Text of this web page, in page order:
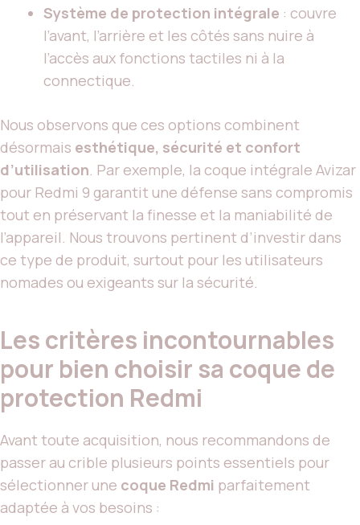
Système de protection intégrale : couvre
l’avant, l’arrière et les côtés sans nuire à
l’accès aux fonctions tactiles ni à la
connectique.
Nous observons que ces options combinent
désormais esthétique, sécurité et confort
d’utilisation . Par exemple, la coque intégrale Avizar
pour Redmi 9 garantit une défense sans compromis
tout en préservant la finesse et la maniabilité de
l’appareil. Nous trouvons pertinent d’investir dans
ce type de produit, surtout pour les utilisateurs
nomades ou exigeants sur la sécurité.
Les critères incontournables
pour bien choisir sa coque de
protection Redmi
Avant toute acquisition, nous recommandons de
passer au crible plusieurs points essentiels pour
sélectionner une coque Redmi parfaitement
adaptée à vos besoins :